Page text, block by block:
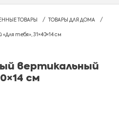
ТОВАРЫ
ТОВАРЫ ДЛЯ ДОМА
тебя», 31×40×14 см
вертикальный
см